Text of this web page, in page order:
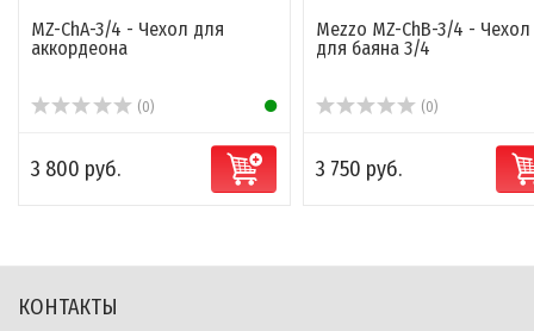
MZ-ChA-3/4 - Чехол для
аккордеона
(0)
3 800 руб.
Mezzo MZ-ChB-3/4 - Чехол
для баяна 3/4
(0)
3 750 руб.
КОНТАКТЫ